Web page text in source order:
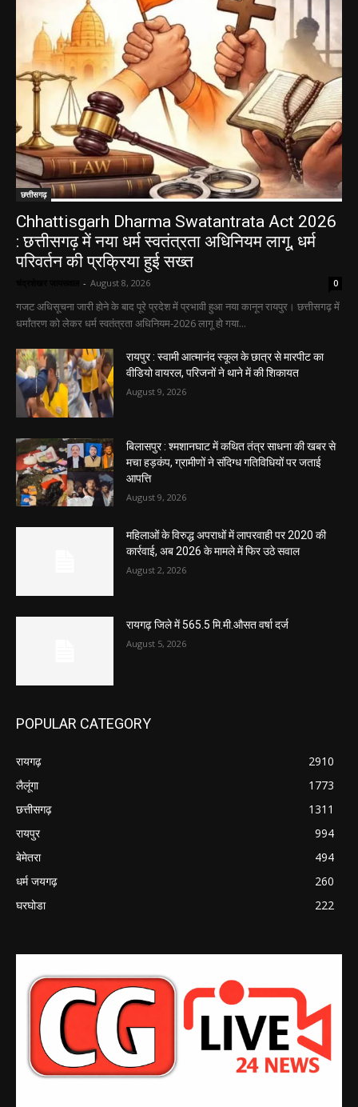
छत्तीसगढ़
Chhattisgarh Dharma Swatantrata Act 2026
: छत्तीसगढ़ में नया धर्म स्वतंत्रता अधिनियम लागू, धर्म
परिवर्तन की प्रक्रिया हुई सख्त
- August 8, 2026 0
गजट अधिसूचना जारी होने के बाद पूरे प्रदेश में प्रभावी हुआ नया कानून रायपुर। छत्तीसगढ़ में
धर्मांतरण को लेकर धर्म स्वतंत्रता अधिनियम-2026 लागू हो गया...
रायपुर : स्वामी आत्मानंद स्कूल के छात्र से मारपीट का
वीडियो वायरल, परिजनों ने थाने में की शिकायत
August 9, 2026
बिलासपुर : श्मशानघाट में कथित तंत्र साधना की खबर से
मचा हड़कंप, ग्रामीणों ने संदिग्ध गतिविधियों पर जताई
आपत्ति
August 9, 2026
महिलाओं के विरुद्ध अपराधों में लापरवाही पर 2020 की
कार्रवाई, अब 2026 के मामले में फिर उठे सवाल
August 2, 2026
रायगढ़ जिले में 565.5 मि.मी.औसत वर्षा दर्ज
August 5, 2026
POPULAR CATEGORY
रायगढ़
2910
लैलूंगा
1773
छत्तीसगढ़
1311
रायपुर
994
बेमेतरा
494
धर्म जयगढ़
260
घरघोडा
222